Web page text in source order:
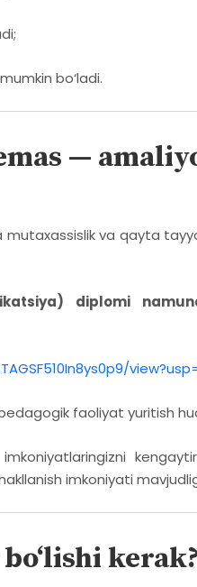
bo‘ladi.
—
va qayta
diplomi
faoliyat yuritish
imkoniyati
kerak?